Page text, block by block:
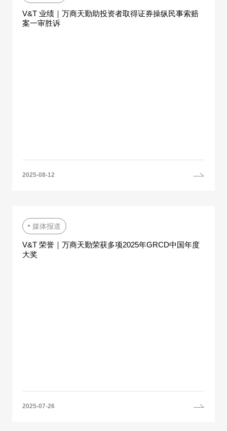
V&T 业绩｜万商天勤助投资者取得证券操纵民事索赔
案一审胜诉
2025-08-12
媒体报道
V&T 荣誉｜万商天勤荣获多项2025年GRCD中国年度
大奖
2025-07-26